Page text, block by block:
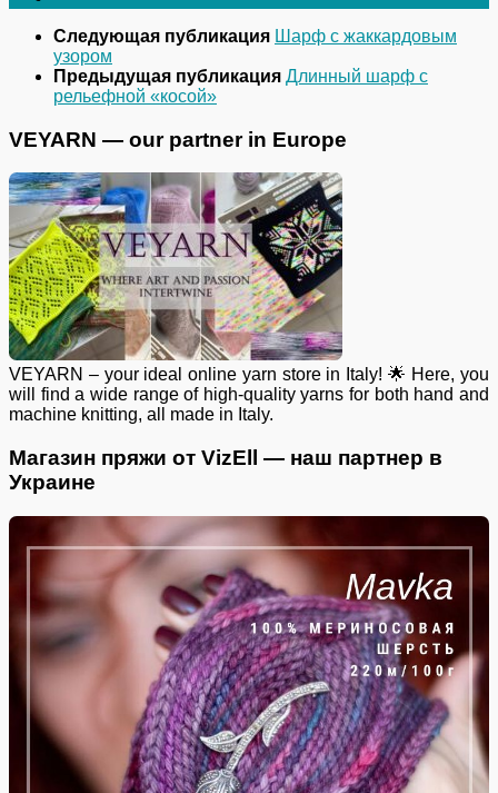
Следующая публикация Шарф с жаккардовым
узором
Предыдущая публикация Длинный шарф с
рельефной «косой»
VEYARN — our partner in Europe
VEYARN – your ideal online yarn store in Italy! 🌟 Here, you
will find a wide range of high-quality yarns for both hand and
machine knitting, all made in Italy.
Магазин пряжи от VizEll — наш партнер в
Украине